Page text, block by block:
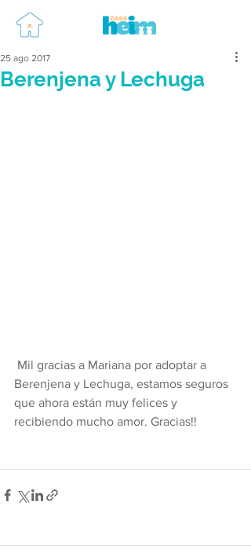
Berenjena y Lechuga
25 ago 2017
Berenjena y Lechuga, estamos seguros
que ahora están muy felices y
recibiendo mucho amor. Gracias!!